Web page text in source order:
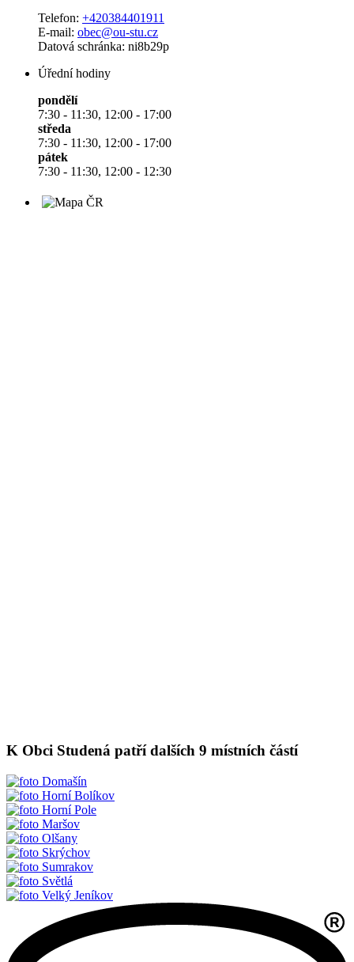
Telefon: +420384401911
E-mail: obec@ou-stu.cz
Datová schránka: ni8b29p
Úřední hodiny
pondělí
7:30 - 11:30, 12:00 - 17:00
středa
7:30 - 11:30, 12:00 - 17:00
pátek
7:30 - 11:30, 12:00 - 12:30
K Obci Studená patří dalších 9 místních částí
Domašín
Horní Bolíkov
Horní Pole
Maršov
Olšany
Skrýchov
Sumrakov
Světlá
Velký Jeníkov